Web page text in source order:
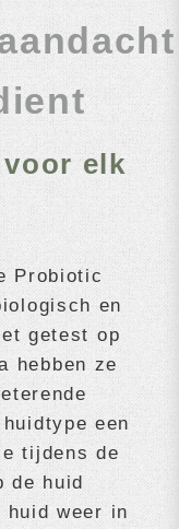
elk
Probiotic
en
getest op
hebben ze
een
tijdens de
de huid
huid weer in